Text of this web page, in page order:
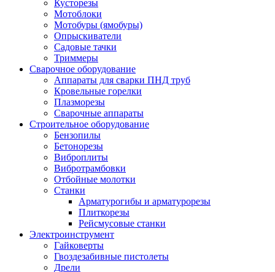
Кусторезы
Мотоблоки
Мотобуры (ямобуры)
Опрыскиватели
Садовые тачки
Триммеры
Сварочное оборудование
Аппараты для сварки ПНД труб
Кровельные горелки
Плазморезы
Сварочные аппараты
Строительное оборудование
Бензопилы
Бетонорезы
Виброплиты
Вибротрамбовки
Отбойные молотки
Станки
Арматурогибы и арматурорезы
Плиткорезы
Рейсмусовые станки
Электроинструмент
Гайковерты
Гвоздезабивные пистолеты
Дрели